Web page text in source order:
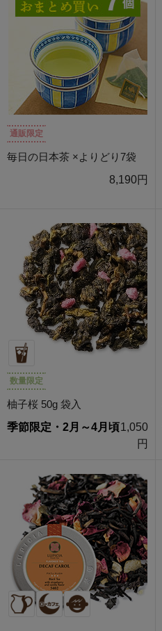
通販限定
毎日の日本茶 ×よりどり7袋
8,190円
数量限定
柚子桜 50g 袋入
季節限定・2月～4月頃1,050
円